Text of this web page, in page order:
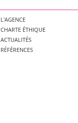
L'AGENCE
CHARTE ÉTHIQUE
ACTUALITÉS
RÉFÉRENCES